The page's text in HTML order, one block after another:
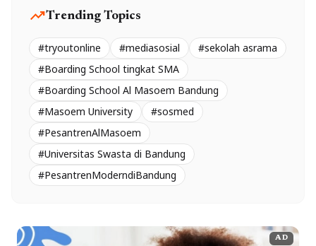
trending_upTrending Topics
#tryoutonline #mediasosial
#sekolah asrama
#Boarding School tingkat SMA
#Boarding School Al Masoem Bandung
#Masoem University
#sosmed
#PesantrenAlMasoem
#Universitas Swasta di Bandung
#PesantrenModerndiBandung
AD